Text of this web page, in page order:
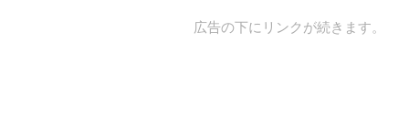
広告の下にリンクが続きます。